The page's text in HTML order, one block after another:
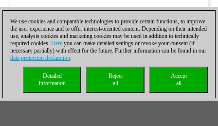
We use cookies and comparable technologies to provide certain functions, to improve
the user experience and to offer interest-oriented content. Depending on their intended
use, analysis cookies and marketing cookies may be used in addition to technically
required cookies. Here you can make detailed settings or revoke your consent (if
necessary partially) with effect for the future. Further information can be found in our
data protection declaration.
Accept
all
Reject
all
Detailed
information